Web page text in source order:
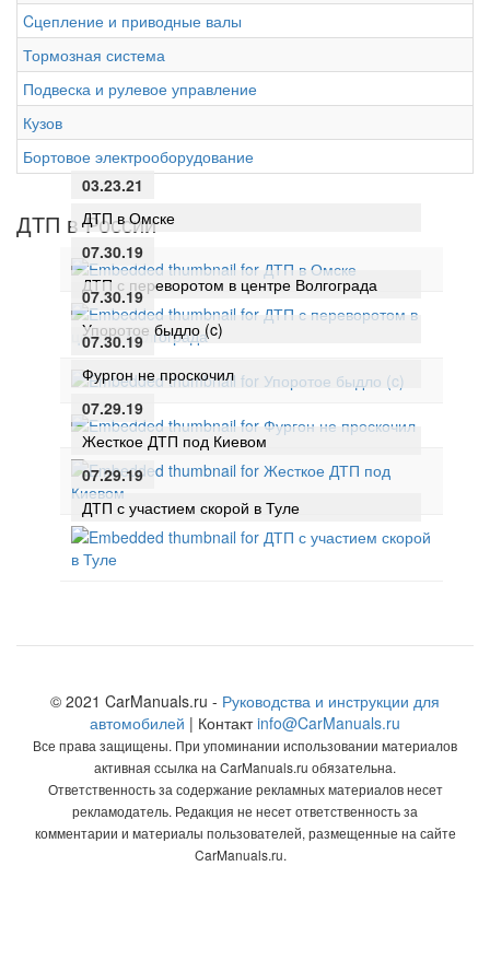
Cцепление и приводные валы
Тормозная система
Подвеска и рулевое управление
Кузов
Бортовое электрооборудование
ДТП в России
03.23.21
ДТП в Омске
07.30.19
ДТП с переворотом в центре Волгограда
07.30.19
Упоротое быдло (c)
07.30.19
Фургон не проскочил
07.29.19
Жесткое ДТП под Киевом
07.29.19
ДТП с участием скорой в Туле
© 2021 CarManuals.ru - Руководства и инструкции для
автомобилей | Контактinfo@CarManuals.ru
Все права защищены. При упоминании использовании материалов
активная ссылка на CarManuals.ru обязательна.
Ответственность за содержание рекламных материалов несет
рекламодатель. Редакция не несет ответственность за
комментарии и материалы пользователей, размещенные на сайте
CarManuals.ru.